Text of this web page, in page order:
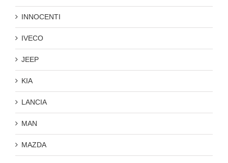
INNOCENTI
IVECO
JEEP
KIA
LANCIA
MAN
MAZDA